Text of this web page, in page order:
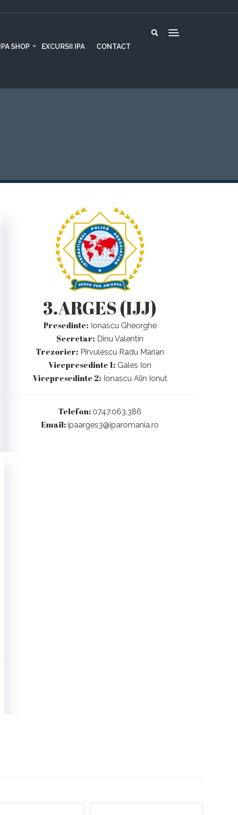
IPA SHOP EXCURSII IPA CONTACT
3.ARGES (IJJ)
Presedinte: Ionascu Gheorghe
Secretar: Dinu Valentin
Trezorier: Pîrvulescu Radu Marian
Vicepresedinte 1: Gales Ion
Vicepresedinte 2: Ionascu Alin Ionut
Telefon: 0747.063.386
Email: ipaarges3@iparomania.ro